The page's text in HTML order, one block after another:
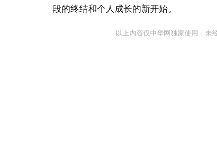
段的终结和个人成长的新开始。
以上内容仅中华网独家使用，未